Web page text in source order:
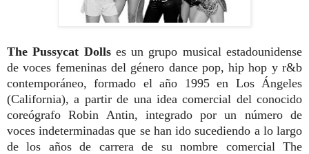
The Pussycat Dollses un grupo musical estadounidense
de voces femeninas del género dance pop, hip hop y r&b
contemporáneo, formado el año 1995 en Los Ángeles
(California), a partir de una idea comercial del conocido
coreógrafo Robin Antin, integrado por un número de
voces indeterminadas que se han ido sucediendo a lo largo
de los años de carrera de su nombre comercial The